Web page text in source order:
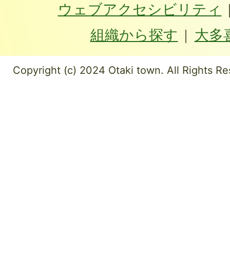
ウェブアクセシビリティ
組織から探す
大多
Copyright (c) 2024 Otaki town. All Rights